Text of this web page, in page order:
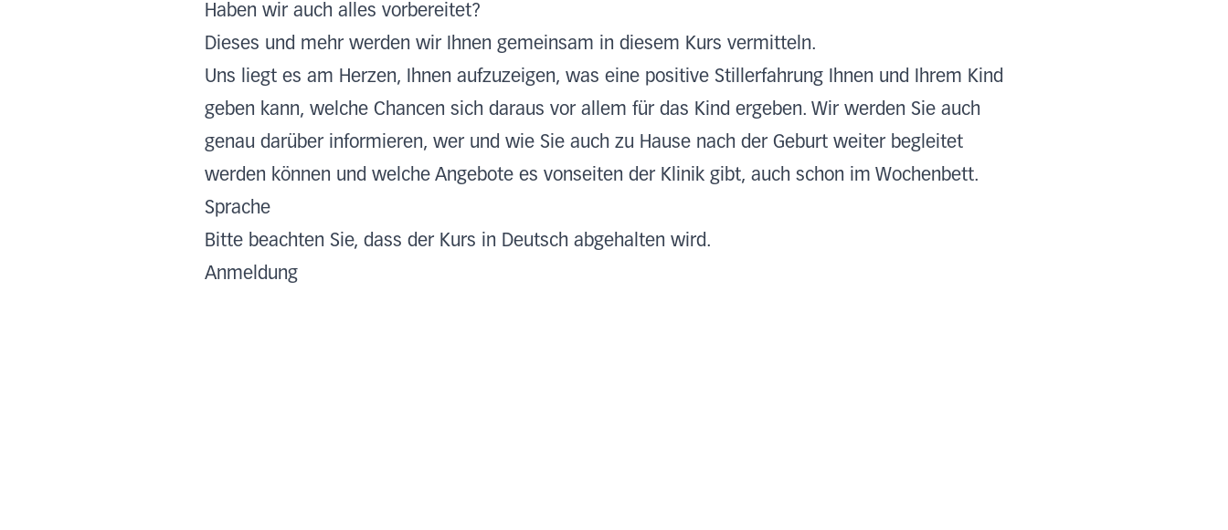
Haben wir auch alles vorbereitet?
Dieses und mehr werden wir Ihnen gemeinsam in diesem Kurs vermitteln.
Uns liegt es am Herzen, Ihnen aufzuzeigen, was eine positive Stillerfahrung Ihnen und Ihrem Kind
geben kann, welche Chancen sich daraus vor allem für das Kind ergeben. Wir werden Sie auch
genau darüber informieren, wer und wie Sie auch zu Hause nach der Geburt weiter begleitet
werden können und welche Angebote es vonseiten der Klinik gibt, auch schon im Wochenbett.
Sprache
Bitte beachten Sie, dass der Kurs in Deutsch abgehalten wird.
Anmeldung